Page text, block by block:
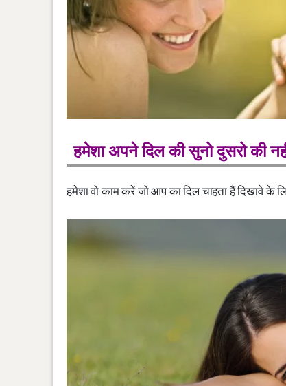
हमेशा अपने दिल की सुनो दुसरो की
हमेशा वो काम करें जो आप का दिल चाहता हैं दिखावे के